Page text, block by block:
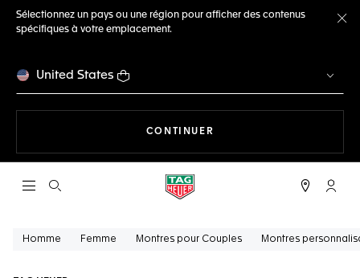
Sélectionnez un pays ou une région pour afficher des contenus
spécifiques à votre emplacement.
United States
CONTINUER
Ouvrir la barre de recherche